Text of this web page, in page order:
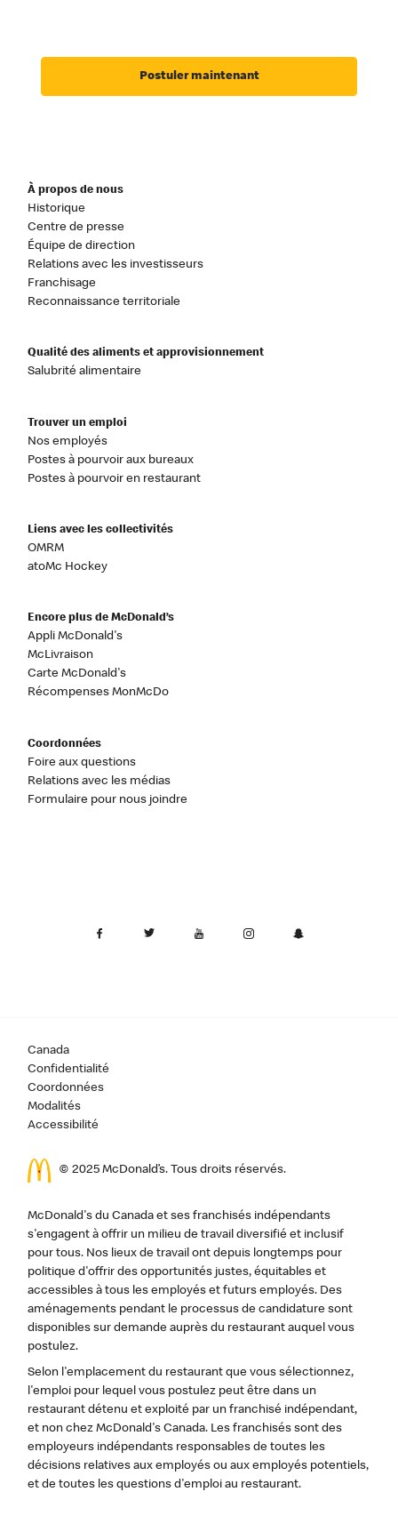
Postuler maintenant
À propos de nous
Historique
Centre de presse
Équipe de direction
Relations avec les investisseurs
Franchisage
Reconnaissance territoriale
Qualité des aliments et approvisionnement
Salubrité alimentaire
Trouver un emploi
Nos employés
Postes à pourvoir aux bureaux
Postes à pourvoir en restaurant
Liens avec les collectivités
OMRM
atoMc Hockey
Encore plus de McDonald’s
Appli McDonald's
McLivraison
Carte McDonald's
Récompenses MonMcDo
Coordonnées
Foire aux questions
Relations avec les médias
Formulaire pour nous joindre
Canada
Confidentialité
Coordonnées
Modalités
Accessibilité
© 2025 McDonald’s. Tous droits réservés.
McDonald's du Canada et ses franchisés indépendants
s'engagent à offrir un milieu de travail diversifié et inclusif
pour tous. Nos lieux de travail ont depuis longtemps pour
politique d'offrir des opportunités justes, équitables et
accessibles à tous les employés et futurs employés. Des
aménagements pendant le processus de candidature sont
disponibles sur demande auprès du restaurant auquel vous
postulez.
Selon l'emplacement du restaurant que vous sélectionnez,
l'emploi pour lequel vous postulez peut être dans un
restaurant détenu et exploité par un franchisé indépendant,
et non chez McDonald's Canada. Les franchisés sont des
employeurs indépendants responsables de toutes les
décisions relatives aux employés ou aux employés potentiels,
et de toutes les questions d'emploi au restaurant.